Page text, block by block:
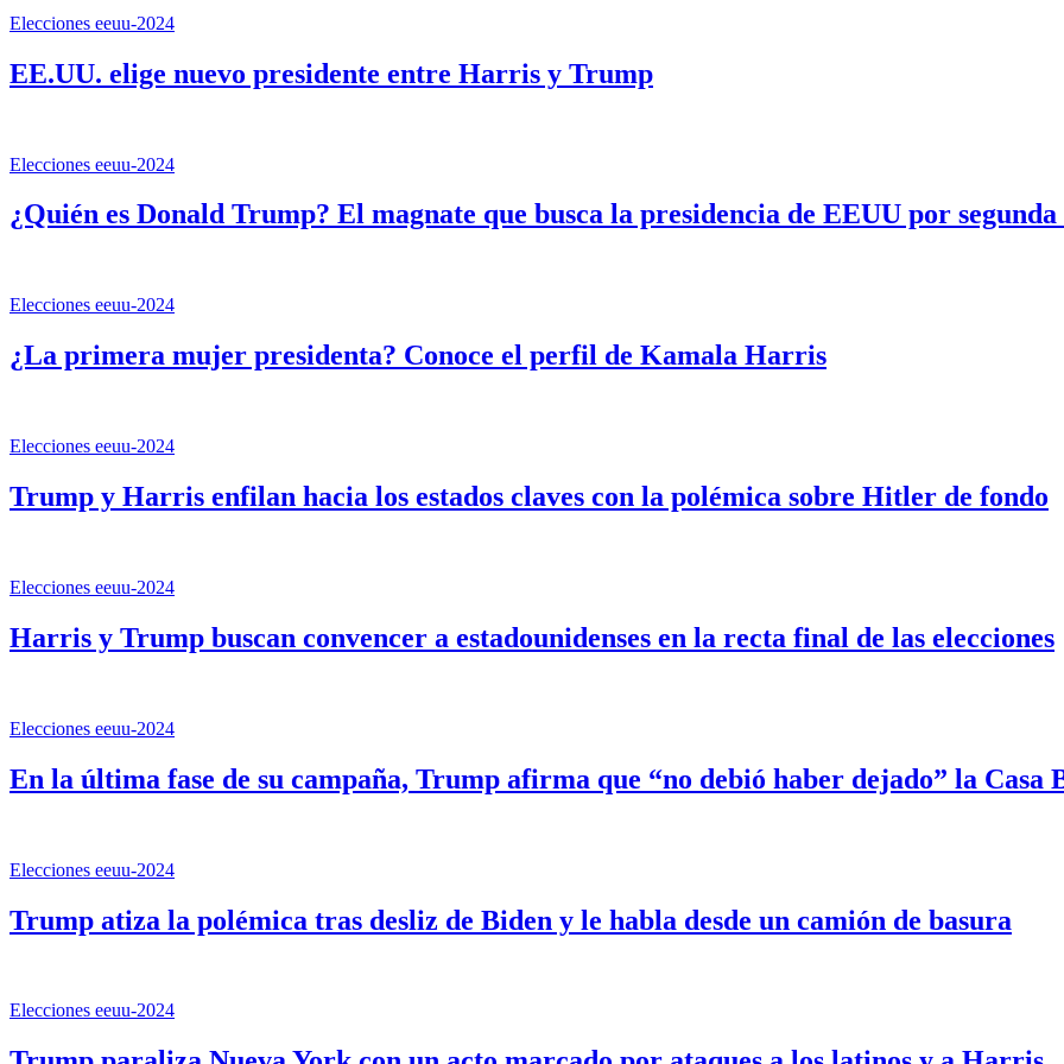
Elecciones eeuu-2024
EE.UU. elige nuevo presidente entre Harris y Trump
Elecciones eeuu-2024
¿Quién es Donald Trump? El magnate que busca la presidencia de EEUU por segunda
Elecciones eeuu-2024
¿La primera mujer presidenta? Conoce el perfil de Kamala Harris
Elecciones eeuu-2024
Trump y Harris enfilan hacia los estados claves con la polémica sobre Hitler de fondo
Elecciones eeuu-2024
Harris y Trump buscan convencer a estadounidenses en la recta final de las elecciones
Elecciones eeuu-2024
En la última fase de su campaña, Trump afirma que “no debió haber dejado” la Casa
Elecciones eeuu-2024
Trump atiza la polémica tras desliz de Biden y le habla desde un camión de basura
Elecciones eeuu-2024